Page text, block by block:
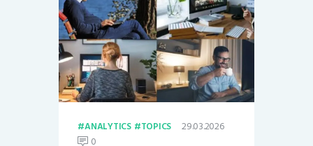
ANALYTICS TOPICS
29.03.2026
0